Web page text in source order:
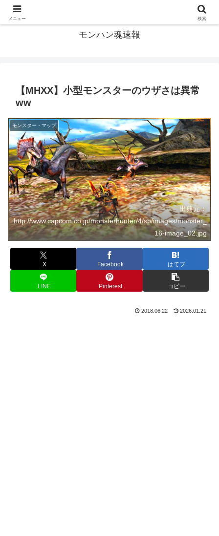
モンハン魂速報
【MHXX】小型モンスターのウザさは異常
ww
モンスター・マップ
出典元：
http://www.capcom.co.jp/monsterhunter/4/sp/images/monster_
16-image_02.jpg
X Facebook はてブ
LINE Pinterest コピー
2018.06.22 2026.01.21
メニュー 検索